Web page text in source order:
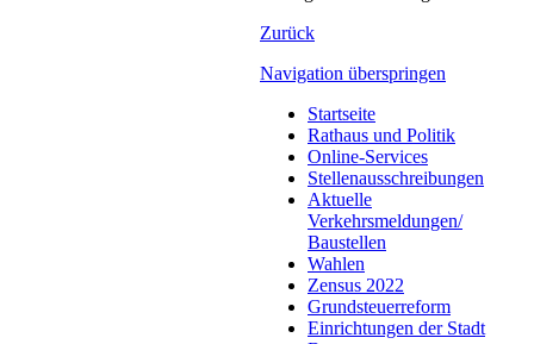
Zurück
Navigation überspringen
Startseite
Rathaus und Politik
Online-Services
Stellenausschreibungen
Aktuelle
Verkehrsmeldungen/
Baustellen
Wahlen
Zensus 2022
Grundsteuerreform
Einrichtungen der Stadt